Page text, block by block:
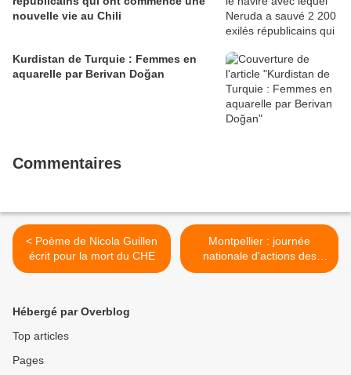
nouvelle vie au Chili
Kurdistan de Turquie : Femmes en
aquarelle par Berivan Doğan
Commentaires
< Poème de Nicola Guillen
écrit pour la mort du CHE
Montpellier : journée
nationale d'actions des
salariés de la branche
Hébergé par Overblog
Top articles
Pages